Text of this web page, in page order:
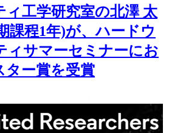
ィ工学研究室の北澤 太
課程1年)が、ハードウ
ィサマーセミナーにお
ター賞を受賞